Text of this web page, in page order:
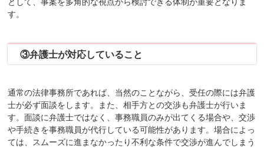
す。
③弁護士が対応していること
通常の法律事務所であれば、当然のことながら、受任の際には弁護
士が必ず面談をします。また、相手方との交渉も弁護士が行いま
す。面談に弁護士ではなく、事務職員のみが出てくる場合や、交渉
や手続きを事務職員が代行している可能性があります。場合によっ
ては、スムーズに進まなかったり不利な条件で交渉が進んでしまう